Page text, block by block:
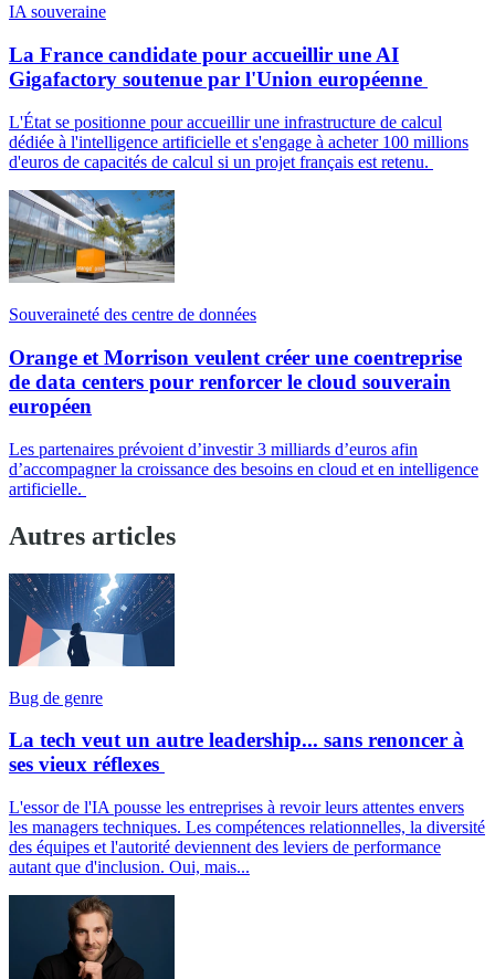
IA souveraine
La France candidate pour accueillir une AI
Gigafactory soutenue par l'Union européenne
L'État se positionne pour accueillir une infrastructure de calcul
dédiée à l'intelligence artificielle et s'engage à acheter 100 millions
d'euros de capacités de calcul si un projet français est retenu.
Souveraineté des centre de données
Orange et Morrison veulent créer une coentreprise
de data centers pour renforcer le cloud souverain
européen
Les partenaires prévoient d’investir 3 milliards d’euros afin
d’accompagner la croissance des besoins en cloud et en intelligence
artificielle.
Autres articles
Bug de genre
La tech veut un autre leadership... sans renoncer à
ses vieux réflexes
L'essor de l'IA pousse les entreprises à revoir leurs attentes envers
les managers techniques. Les compétences relationnelles, la diversité
des équipes et l'autorité deviennent des leviers de performance
autant que d'inclusion. Oui, mais...